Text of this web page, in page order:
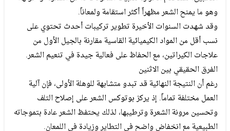
وهو ما يمنح الشعر مظهراً أكثر استقامة ولمعاناً.
وقد شهدت السنوات الأخيرة تطوير تركيبات أحدث تحتوي على
نسب أقل من المواد الكيميائية القاسية مقارنة بالجيل الأول من
علاجات الكيراتين، مع الحفاظ على فعالية جيدة في تنعيم الشعر.
الفرق الحقيقي بين الاثنين
رغم أن النتيجة النهائية قد تبدو متشابهة للوهلة الأولى، فإن آلية
العمل مختلفة تماماً. إذ يركز بوتوكس الشعر على إصلاح التلف
وتحسين مرونة الشعرة وترطيبها، لذلك يحتفظ الشعر عادة بتموجاته
الطبيعية مع انخفاض واضح في التطاير وزيادة في اللمعان.